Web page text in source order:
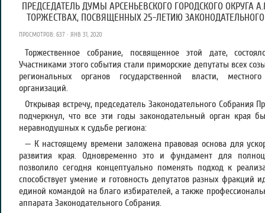
ПРЕДСЕДАТЕЛЬ ДУМЫ АРСЕНЬЕВСКОГО ГОРОДСКОГО ОКРУГА
ТОРЖЕСТВАХ, ПОСВЯЩЕННЫХ 25-ЛЕТИЮ
ПРОСМОТРОВ: 637 · ЯНВ 31, 2020
Торжественное собрание, посвященное этой дате,
Участниками этого события стали приморские депутаты всех
региональных органов государственной власти,
организаций.
Открывая встречу, председатель Законодательного Собрания
подчеркнул, что все эти годы законодательный орган края
неравнодушных к судьбе региона:
— К настоящему времени заложена правовая основа для
развития края. Одновременно это и фундамент для
позволило сегодня концептуально поменять подход к
способствует умение и готовность депутатов разных фракций
единой командой на благо избирателей, а также
аппарата Законодательного Собрания.